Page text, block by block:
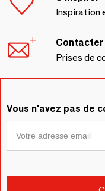
Inspiration
Contacter
Prises de
Vous n'avez pas de